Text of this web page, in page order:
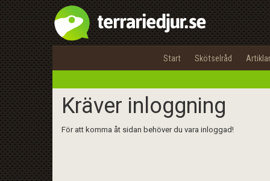
Start Skötselråd Artiklar
Kräver inloggning
För att komma åt sidan behöver du vara inloggad!